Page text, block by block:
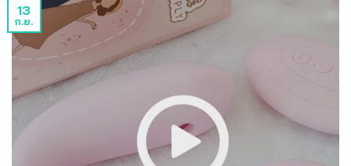
13
ก.ย.